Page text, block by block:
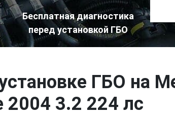
Бесплатная диагностика
перед установкой ГБО
ГБО на
2004 3.2 224 лс